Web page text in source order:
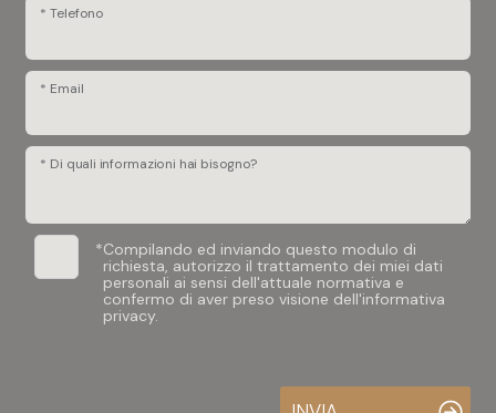
* Telefono
* Email
* Di quali informazioni hai bisogno?
*Compilando ed inviando questo modulo di
richiesta, autorizzo il trattamento dei miei dati
personali ai sensi dell'attuale normativa e
confermo di aver preso visione dell'informativa
privacy.